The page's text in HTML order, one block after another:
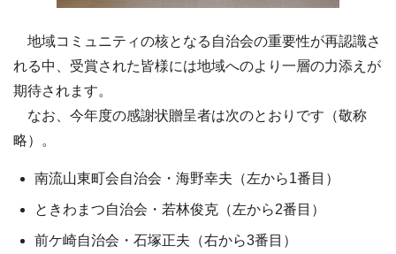
地域コミュニティの核となる自治会の重要性が再認識さ
れる中、受賞された皆様には地域へのより一層の力添えが
期待されます。
なお、今年度の感謝状贈呈者は次のとおりです（敬称
略）。
南流山東町会自治会・海野幸夫（左から1番目）
ときわまつ自治会・若林俊克（左から2番目）
前ケ崎自治会・石塚正夫（右から3番目）